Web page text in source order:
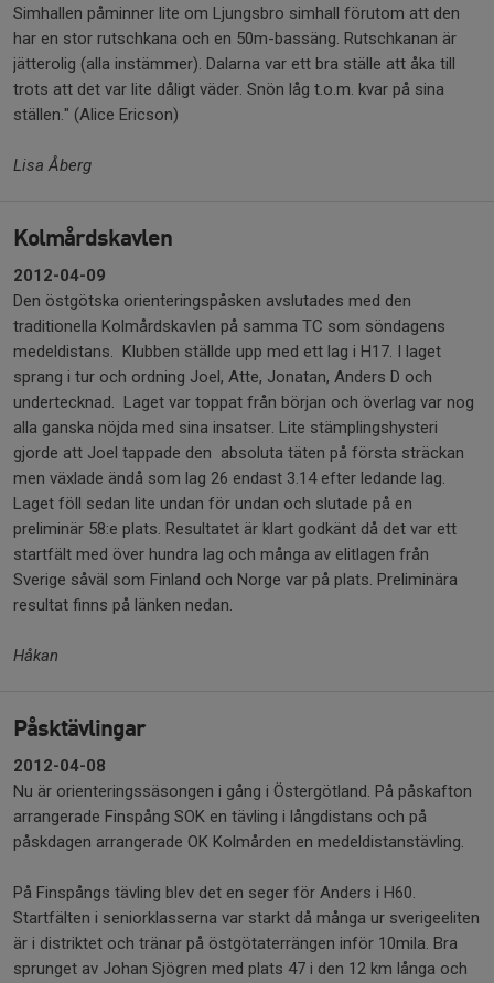
Simhallen påminner lite om Ljungsbro simhall förutom att den
har en stor rutschkana och en 50m-bassäng. Rutschkanan är
jätterolig (alla instämmer). Dalarna var ett bra ställe att åka till
trots att det var lite dåligt väder. Snön låg t.o.m. kvar på sina
ställen." (Alice Ericson)
Lisa Åberg
Kolmårdskavlen
2012-04-09
Den östgötska orienteringspåsken avslutades med den
traditionella Kolmårdskavlen på samma TC som söndagens
medeldistans. Klubben ställde upp med ett lag i H17. I laget
sprang i tur och ordning Joel, Atte, Jonatan, Anders D och
undertecknad. Laget var toppat från början och överlag var nog
alla ganska nöjda med sina insatser. Lite stämplingshysteri
gjorde att Joel tappade den absoluta täten på första sträckan
men växlade ändå som lag 26 endast 3.14 efter ledande lag.
Laget föll sedan lite undan för undan och slutade på en
preliminär 58:e plats. Resultatet är klart godkänt då det var ett
startfält med över hundra lag och många av elitlagen från
Sverige såväl som Finland och Norge var på plats. Preliminära
resultat finns på länken nedan.
Håkan
Påsktävlingar
2012-04-08
Nu är orienteringssäsongen i gång i Östergötland. På påskafton
arrangerade Finspång SOK en tävling i långdistans och på
påskdagen arrangerade OK Kolmården en medeldistanstävling.
På Finspångs tävling blev det en seger för Anders i H60.
Startfälten i seniorklasserna var starkt då många ur sverigeeliten
är i distriktet och tränar på östgötaterrängen inför 10mila. Bra
sprunget av Johan Sjögren med plats 47 i den 12 km långa och